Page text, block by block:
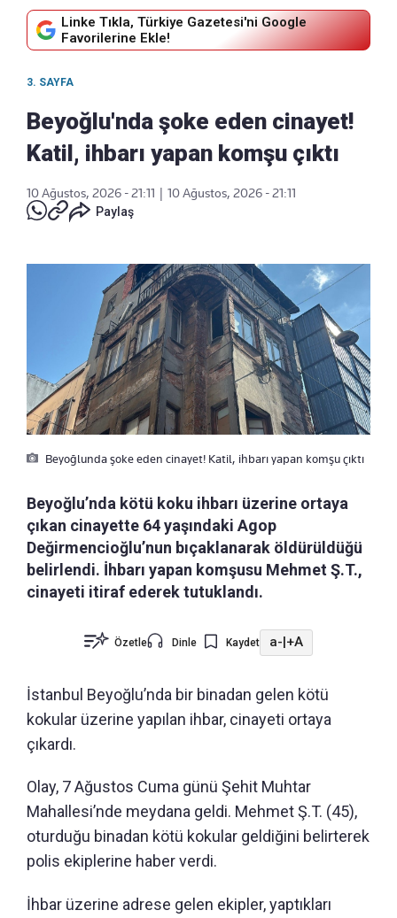
Linke Tıkla, Türkiye Gazetesi'ni Google
Favorilerine Ekle!
3. SAYFA
Beyoğlu'nda şoke eden cinayet!
Katil, ihbarı yapan komşu çıktı
10 Ağustos, 2026 - 21:11
10 Ağustos, 2026 - 21:11
Paylaş
Beyoğlunda şoke eden cinayet! Katil, ihbarı yapan komşu çıktı
Beyoğlu’nda kötü koku ihbarı üzerine ortaya
çıkan cinayette 64 yaşındaki Agop
Değirmencioğlu’nun bıçaklanarak öldürüldüğü
belirlendi. İhbarı yapan komşusu Mehmet Ş.T.,
cinayeti itiraf ederek tutuklandı.
Özetle Dinle Kaydet a-|+A
İstanbul Beyoğlu’nda bir binadan gelen kötü
kokular üzerine yapılan ihbar, cinayeti ortaya
çıkardı.
Olay, 7 Ağustos Cuma günü Şehit Muhtar
Mahallesi’nde meydana geldi. Mehmet Ş.T. (45),
oturduğu binadan kötü kokular geldiğini belirterek
polis ekiplerine haber verdi.
İhbar üzerine adrese gelen ekipler, yaptıkları